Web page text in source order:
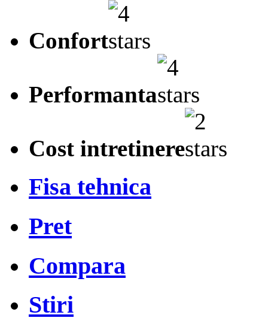
Confort
Performanta
Cost intretinere
Fisa tehnica
Pret
Compara
Stiri